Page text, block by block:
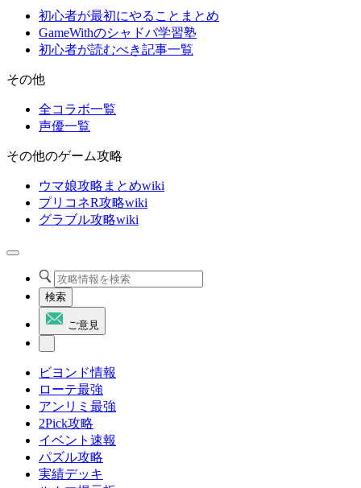
初心者が最初にやることまとめ
GameWithのシャドバ学習塾
初心者が読むべき記事一覧
その他
全コラボ一覧
声優一覧
その他のゲーム攻略
ウマ娘攻略まとめwiki
プリコネR攻略wiki
グラブル攻略wiki
検索
ご意見
ビヨンド情報
ローテ最強
アンリミ最強
2Pick攻略
イベント速報
パズル攻略
実績デッキ